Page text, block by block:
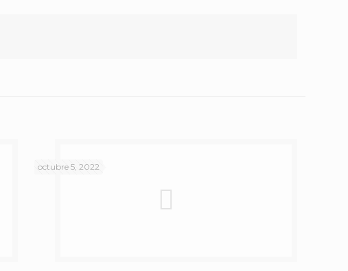
octubre 5, 2022